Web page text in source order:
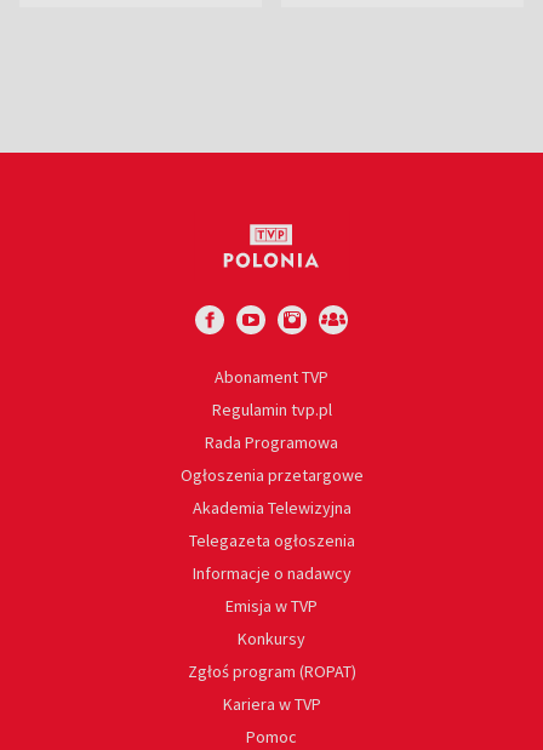
Abonament TVP
Regulamin tvp.pl
Rada Programowa
Ogłoszenia przetargowe
Akademia Telewizyjna
Telegazeta ogłoszenia
Informacje o nadawcy
Emisja w TVP
Konkursy
Zgłoś program (ROPAT)
Kariera w TVP
Pomoc